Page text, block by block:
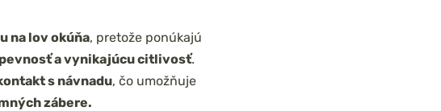
na lov okúňa, pretože ponúkajú
a vynikajúcu citlivosť.
s návnadu, čo umožňuje
zábere.